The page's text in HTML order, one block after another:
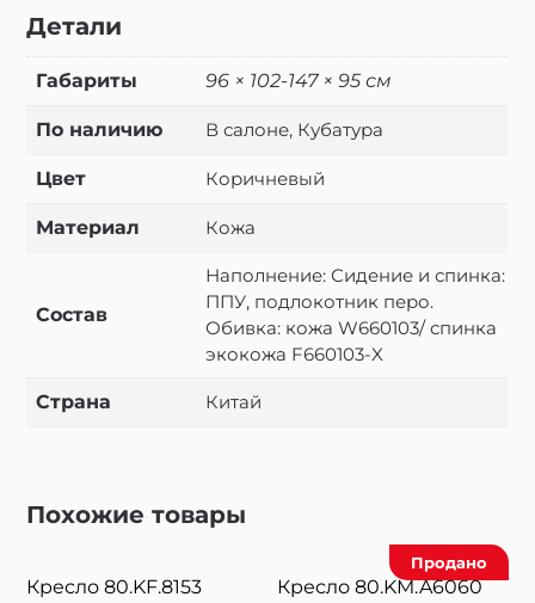
Детали
Габариты 96 × 102-147 × 95 см
По наличию В салоне, Кубатура
Цвет Коричневый
Материал Кожа
Состав
Наполнение: Сидение и спинка:
ППУ, подлокотник перо.
Обивка: кожа W660103/ спинка
экокожа F660103-X
Страна Китай
Похожие товары
Кресло 80.KF.8153
Кресло 80.KM.A6060
Продано